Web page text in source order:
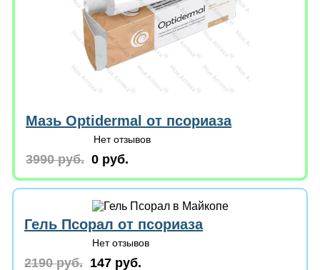
Мазь Optidermal от псориаза
Нет отзывов
3990 руб. 0 руб.
Гель Псорал от псориаза
Нет отзывов
2190 руб. 147 руб.